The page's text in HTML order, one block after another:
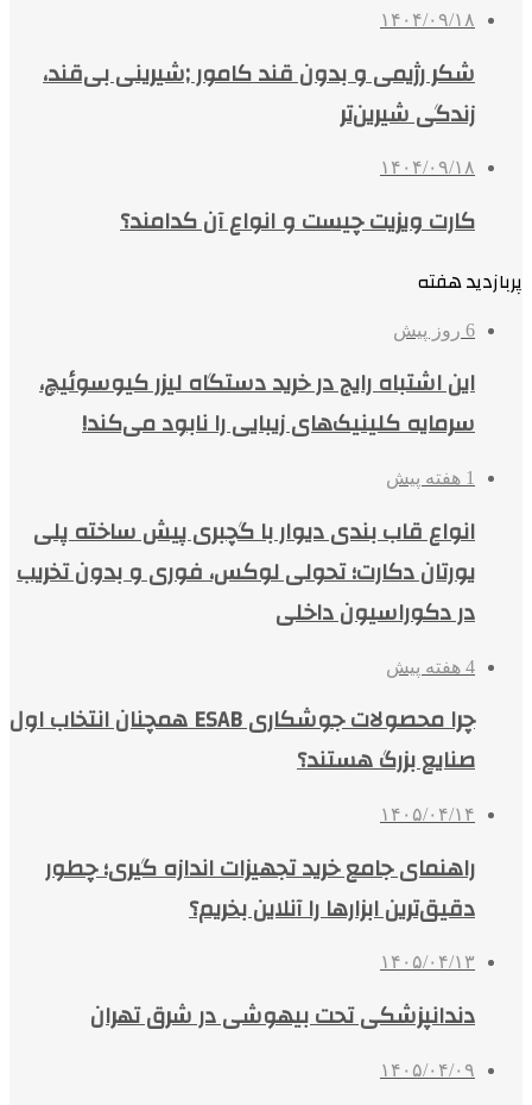
۱۴۰۴/۰۹/۱۸
شکر رژیمی و بدون قند کامور ;شیرینی بی‌قند،
زندگی شیرین‌تر
۱۴۰۴/۰۹/۱۸
کارت ویزیت چیست و انواع آن کدامند؟
پربازدید هفته
6 روز پیش
این اشتباه رایج در خرید دستگاه لیزر کیوسوئیچ،
سرمایه کلینیک‌های زیبایی را نابود می‌کند!
1 هفته پیش
انواع قاب بندی دیوار با گچبری پیش ساخته پلی
یورتان دکارت؛ تحولی لوکس، فوری و بدون تخریب
در دکوراسیون داخلی
4 هفته پیش
چرا محصولات جوشکاری ESAB همچنان انتخاب اول
صنایع بزرگ هستند؟
۱۴۰۵/۰۴/۱۴
راهنمای جامع خرید تجهیزات اندازه گیری؛ چطور
دقیق‌ترین ابزارها را آنلاین بخریم؟
۱۴۰۵/۰۴/۱۳
دندانپزشکی تحت بیهوشی در شرق تهران
۱۴۰۵/۰۴/۰۹